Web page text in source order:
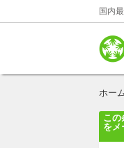
国内
ホー
この
をメ